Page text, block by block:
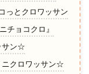
っとクロワッサン
チョコクロ』
サン☆
ニクロワッサン☆